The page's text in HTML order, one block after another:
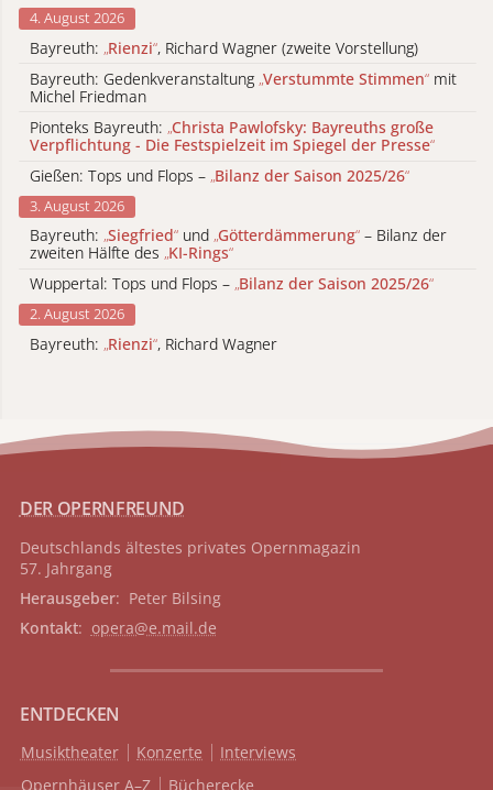
4. August 2026
Bayreuth: „Rienzi“, Richard Wagner (zweite Vorstellung)
Bayreuth: Gedenkveranstaltung „Verstummte Stimmen“ mit
Michel Friedman
Pionteks Bayreuth: „Christa Pawlofsky: Bayreuths große
Verpflichtung - Die Festspielzeit im Spiegel der Presse“
Gießen: Tops und Flops – „Bilanz der Saison 2025/26“
3. August 2026
Bayreuth: „Siegfried“ und „Götterdämmerung“ – Bilanz der
zweiten Hälfte des „KI-Rings“
Wuppertal: Tops und Flops – „Bilanz der Saison 2025/26“
2. August 2026
Bayreuth: „Rienzi“, Richard Wagner
DER OPERNFREUND
Deutschlands ältestes privates Opernmagazin
57. Jahrgang
Herausgeber: Peter Bilsing
Kontakt: opera@e.mail.de
ENTDECKEN
Musiktheater Konzerte
Interviews
Opernhäuser A–Z
Bücherecke